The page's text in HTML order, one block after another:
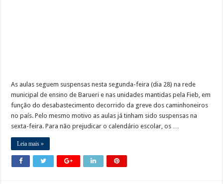
As aulas seguem suspensas nesta segunda-feira (dia 28) na rede
municipal de ensino de Barueri e nas unidades mantidas pela Fieb, em
função do desabastecimento decorrido da greve dos caminhoneiros
no país. Pelo mesmo motivo as aulas já tinham sido suspensas na
sexta-feira. Para não prejudicar o calendário escolar, os …
Leia mais »